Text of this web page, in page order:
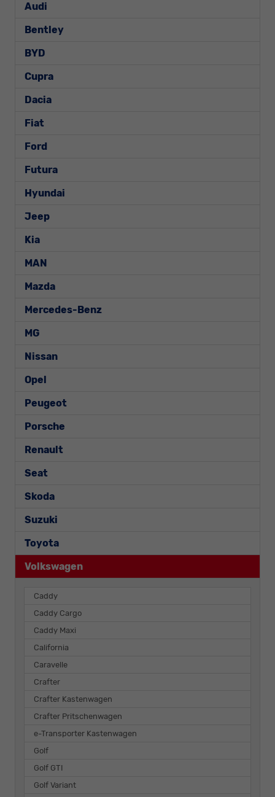
Audi
Bentley
BYD
Cupra
Dacia
Fiat
Ford
Futura
Hyundai
Jeep
Kia
MAN
Mazda
Mercedes-Benz
MG
Nissan
Opel
Peugeot
Porsche
Renault
Seat
Skoda
Suzuki
Toyota
Volkswagen
Caddy
Caddy Cargo
Caddy Maxi
California
Caravelle
Crafter
Crafter Kastenwagen
Crafter Pritschenwagen
e-Transporter Kastenwagen
Golf
Golf GTI
Golf Variant